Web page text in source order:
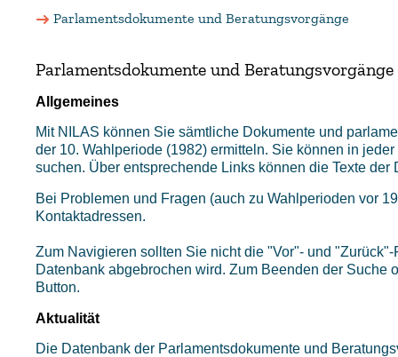
Parlamentsdokumente und Beratungsvorgänge
Parlamentsdokumente und Beratungsvorgänge
Allgemeines
Mit NILAS können Sie sämtliche Dokumente und
der 10. Wahlperiode (1982) ermitteln. Sie können in
suchen. Über entsprechende Links können die Texte
Bei Problemen und Fragen (auch zu Wahlperioden vor
Kontaktadressen.
Zum Navigieren sollten Sie nicht die "Vor"- und
Datenbank abgebrochen wird. Zum Beenden der
Button.
Aktualität
Die Datenbank der Parlamentsdokumente und